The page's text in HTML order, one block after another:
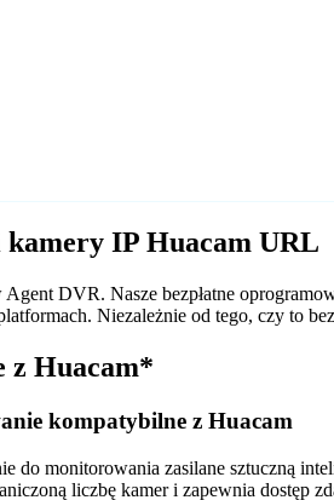
IP Huacam URL
DVR. Nasze bezpłatne
Niezależnie od tego, czy to
z Huacam*
kompatybilne z Huacam
do monitorowania zasilane sztuczną
liczbę kamer i zapewnia dostęp